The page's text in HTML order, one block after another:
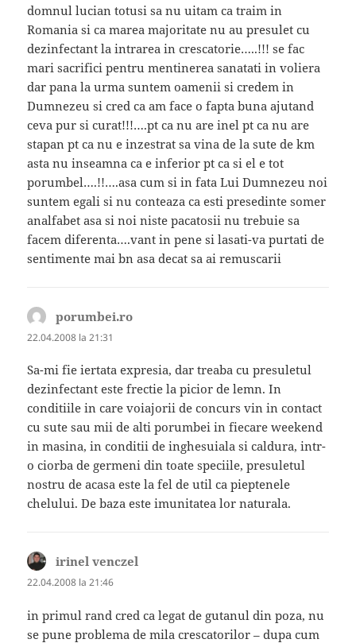
domnul lucian totusi sa nu uitam ca traim in
Romania si ca marea majoritate nu au presulet cu
dezinfectant la intrarea in crescatorie…..!!! se fac
mari sacrifici pentru mentinerea sanatati in voliera
dar pana la urma suntem oamenii si credem in
Dumnezeu si cred ca am face o fapta buna ajutand
ceva pur si curat!!!….pt ca nu are inel pt ca nu are
stapan pt ca nu e inzestrat sa vina de la sute de km
asta nu inseamna ca e inferior pt ca si el e tot
porumbel….!!….asa cum si in fata Lui Dumnezeu noi
suntem egali si nu conteaza ca esti presedinte somer
analfabet asa si noi niste pacatosii nu trebuie sa
facem diferenta….vant in pene si lasati-va purtati de
sentimente mai bn asa decat sa ai remuscarii
porumbei.ro
22.04.2008 la 21:31
Sa-mi fie iertata expresia, dar treaba cu presuletul
dezinfectant este frectie la picior de lemn. In
conditiile in care voiajorii de concurs vin in contact
cu sute sau mii de alti porumbei in fiecare weekend
in masina, in conditii de inghesuiala si caldura, intr-
o ciorba de germeni din toate speciile, presuletul
nostru de acasa este la fel de util ca pieptenele
chelului. De baza este imunitatea lor naturala.
irinel venczel
22.04.2008 la 21:46
in primul rand cred ca legat de gutanul din poza, nu
se pune problema de mila crescatorilor – dupa cum